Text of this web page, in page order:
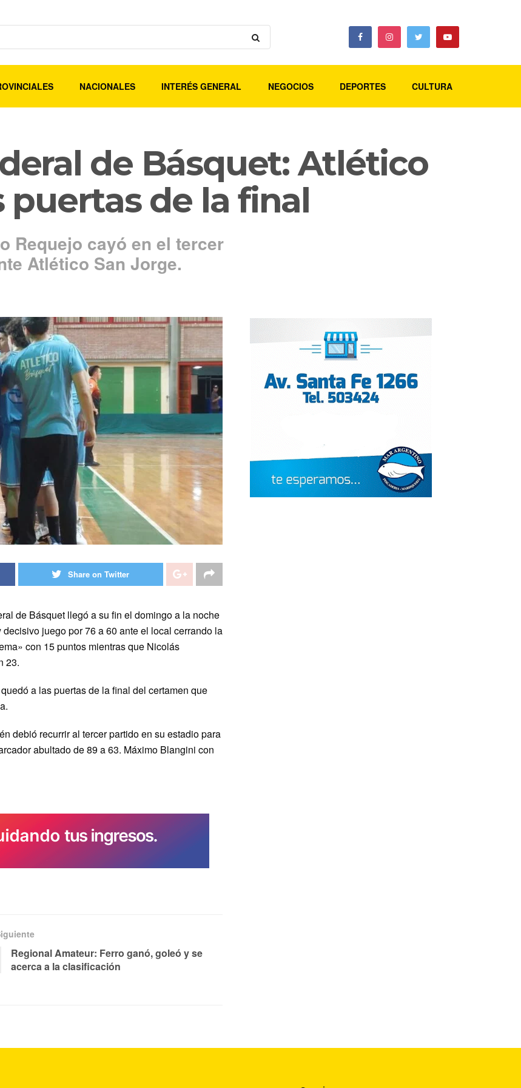
NACIONALES INTERÉS GENERAL NEGOCIOS DEPORTES CULTURA
de Básquet: Atlético
puertas de la final
Requejo cayó en el tercer
Atlético San Jorge.
Share on Twitter
de Básquet llegó a su fin el domingo a la noche
juego por 76 a 60 ante el local cerrando la
con 15 puntos mientras que Nicolás
23.
a las puertas de la final del certamen que
debió recurrir al tercer partido en su estadio para
abultado de 89 a 63. Máximo Blangini con
Regional Amateur: Ferro ganó, goleó y se
acerca a la clasificación